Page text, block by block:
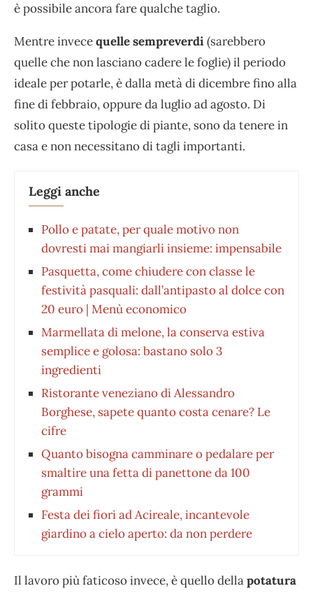
è possibile ancora fare qualche taglio.
Mentre invecequelle sempreverdi(sarebbero
quelle che non lasciano cadere le foglie) il periodo
ideale per potarle, è dalla metà di dicembre fino alla
fine di febbraio, oppure da luglio ad agosto. Di
solito queste tipologie di piante, sono da tenere in
casa e non necessitano di tagli importanti.
Leggi anche
Pollo e patate, per quale motivo non
dovresti mai mangiarli insieme: impensabile
Pasquetta, come chiudere con classe le
festività pasquali: dall’antipasto al dolce con
20 euro | Menù economico
Marmellata di melone, la conserva estiva
semplice e golosa: bastano solo 3
ingredienti
Ristorante veneziano di Alessandro
Borghese, sapete quanto costa cenare? Le
cifre
Quanto bisogna camminare o pedalare per
smaltire una fetta di panettone da 100
grammi
Festa dei fiori ad Acireale, incantevole
giardino a cielo aperto: da non perdere
Il lavoro più faticoso invece, è quello dellapotatura